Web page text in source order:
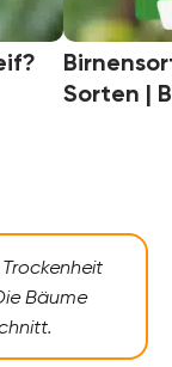
Sorten |
Bäume